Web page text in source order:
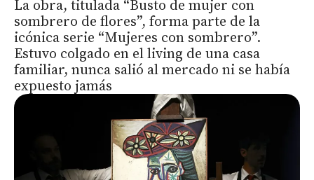
La obra, titulada “Busto de mujer con
sombrero de flores”, forma parte de la
icónica serie “Mujeres con sombrero”.
Estuvo colgado en el living de una casa
familiar, nunca salió al mercado ni se había
expuesto jamás